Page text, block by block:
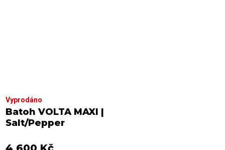
Batoh VOLTA MAXI |
Salt/Pepper
Vyprodáno